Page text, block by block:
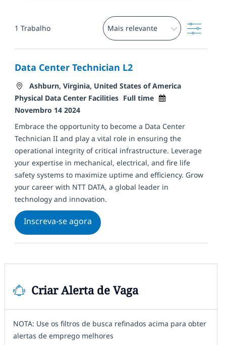
1 Trabalho Filtro
Data Center Technician L2
Localização
Ashburn, Virginia, United States of America
Physical Data Center Facilities Tipo de trabalho
Full time Posted Date
Novembro 14 2024
Embrace the opportunity to become a Data Center
Technician II and play a vital role in ensuring the
operational integrity of critical infrastructure. Leverage
your expertise in mechanical, electrical, and fire life
safety systems to maximize uptime and efficiency. Grow
your career with NTT DATA, a global leader in
technology and innovation.
Inscreva-se agoraData Center Technician L2
Criar Alerta de Vaga
NOTA: Use os filtros de busca refinados acima para obter
alertas de emprego melhores